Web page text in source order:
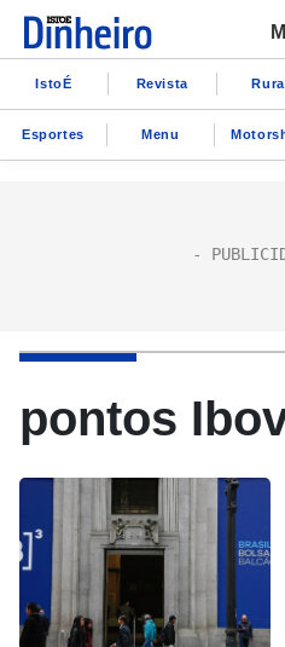
IstoÉ Revista
Esportes Menu
pontos